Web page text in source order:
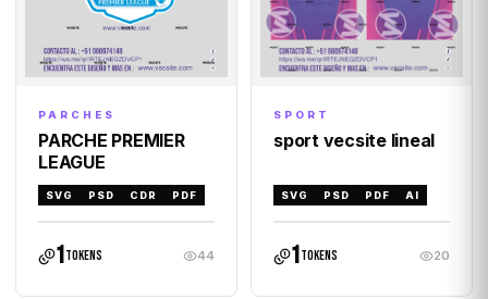
PARCHES
PARCHE PREMIER
LEAGUE
SVG PSD CDR PDF
1tokens 44
SPORT
sport vecsite lineal
SVG PSD PDF AI
1tokens 20